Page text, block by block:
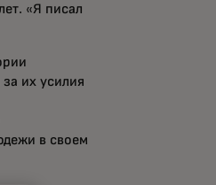
«Я писал
их усилия
в своем